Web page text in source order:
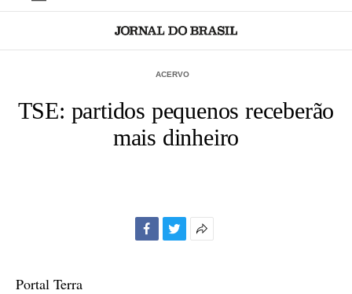
ACERVO
TSE: partidos pequenos receberão
mais dinheiro
Portal Terra